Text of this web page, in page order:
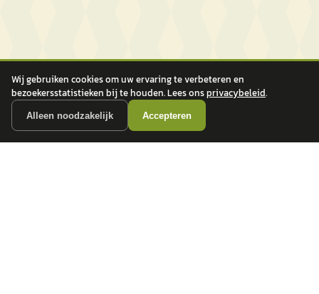
Wij gebruiken cookies om uw ervaring te verbeteren en
bezoekersstatistieken bij te houden. Lees onsprivacybeleid.
Alleen noodzakelijk Accepteren